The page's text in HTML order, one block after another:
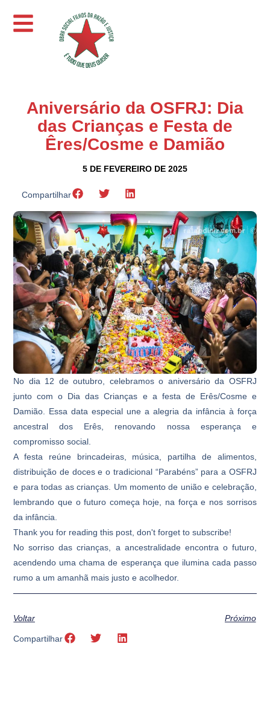
Aniversário da OSFRJ: Dia
das Crianças e Festa de
Êres/Cosme e Damião
5 DE FEVEREIRO DE 2025
Compartilhar
No dia 12 de outubro, celebramos o aniversário da OSFRJ
junto com o Dia das Crianças e a festa de Erês/Cosme e
Damião. Essa data especial une a alegria da infância à força
ancestral dos Erês, renovando nossa esperança e
compromisso social.
A festa reúne brincadeiras, música, partilha de alimentos,
distribuição de doces e o tradicional “Parabéns” para a OSFRJ
e para todas as crianças. Um momento de união e celebração,
lembrando que o futuro começa hoje, na força e nos sorrisos
da infância.
Thank you for reading this post, don't forget to subscribe!
No sorriso das crianças, a ancestralidade encontra o futuro,
acendendo uma chama de esperança que ilumina cada passo
rumo a um amanhã mais justo e acolhedor.
Voltar Próximo
Compartilhar